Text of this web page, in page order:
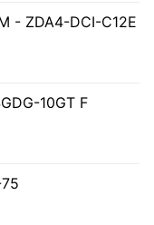
- ZDA4-DCI-C12E
10GT F